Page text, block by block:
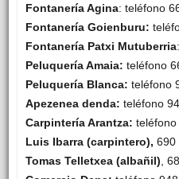
Fontanería Agina: teléfono
Fontanería Goienburu:
Fontanería Patxi Mutuberria
Peluquería Amaia: teléfono
Peluquería Blanca: teléfono
Apezenea denda: teléfono
Carpintería Arantza: teléfono
Luis Ibarra (carpintero), 690
Tomas Telletxea (albañil) ,